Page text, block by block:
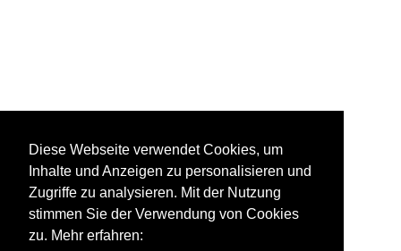
Diese Webseite verwendet Cookies, um
Inhalte und Anzeigen zu personalisieren und
Zugriffe zu analysieren. Mit der Nutzung
stimmen Sie der Verwendung von Cookies
zu. Mehr erfahren: